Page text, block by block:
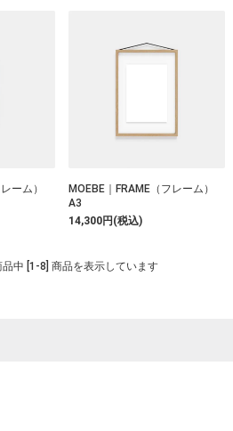
ーム）
MOEBE｜FRAME（フレーム）
A3
14,300円(税込)
品中 [1-8] 商品を表示しています